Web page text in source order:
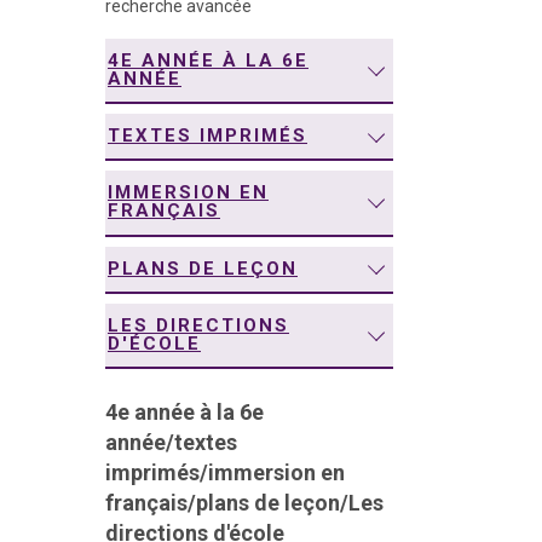
recherche avancée
4E ANNÉE À LA 6E
ANNÉE
TEXTES IMPRIMÉS
IMMERSION EN
FRANÇAIS
PLANS DE LEÇON
LES DIRECTIONS
D'ÉCOLE
4e année à la 6e
année/textes
imprimés/immersion en
français/plans de leçon/Les
directions d'école